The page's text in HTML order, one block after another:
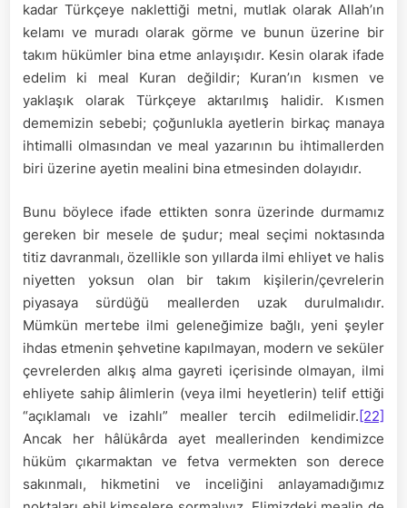
kadar Türkçeye naklettiği metni, mutlak olarak Allah’ın
kelamı ve muradı olarak görme ve bunun üzerine bir
takım hükümler bina etme anlayışıdır. Kesin olarak ifade
edelim ki meal Kuran değildir; Kuran’ın kısmen ve
yaklaşık olarak Türkçeye aktarılmış halidir. Kısmen
dememizin sebebi; çoğunlukla ayetlerin birkaç manaya
ihtimalli olmasından ve meal yazarının bu ihtimallerden
biri üzerine ayetin mealini bina etmesinden dolayıdır.
Bunu böylece ifade ettikten sonra üzerinde durmamız
gereken bir mesele de şudur; meal seçimi noktasında
titiz davranmalı, özellikle son yıllarda ilmi ehliyet ve halis
niyetten yoksun olan bir takım kişilerin/çevrelerin
piyasaya sürdüğü meallerden uzak durulmalıdır.
Mümkün mertebe ilmi geleneğimize bağlı, yeni şeyler
ihdas etmenin şehvetine kapılmayan, modern ve seküler
çevrelerden alkış alma gayreti içerisinde olmayan, ilmi
ehliyete sahip âlimlerin (veya ilmi heyetlerin) telif ettiği
“açıklamalı ve izahlı” mealler tercih edilmelidir.[22]
Ancak her hâlükârda ayet meallerinden kendimizce
hüküm çıkarmaktan ve fetva vermekten son derece
sakınmalı, hikmetini ve inceliğini anlayamadığımız